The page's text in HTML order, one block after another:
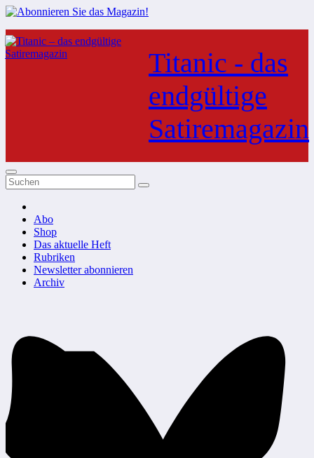
Zum
Inhalt
springen
Titanic - das
endgültige
Satiremagazin
Abo
Shop
Das aktuelle Heft
Rubriken
Newsletter abonnieren
Archiv